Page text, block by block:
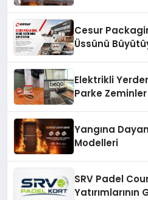
Cesur
Üssünü
Elektrikli
Parke
Yangına
Modelleri
SRV Padel
Yatırımlarının